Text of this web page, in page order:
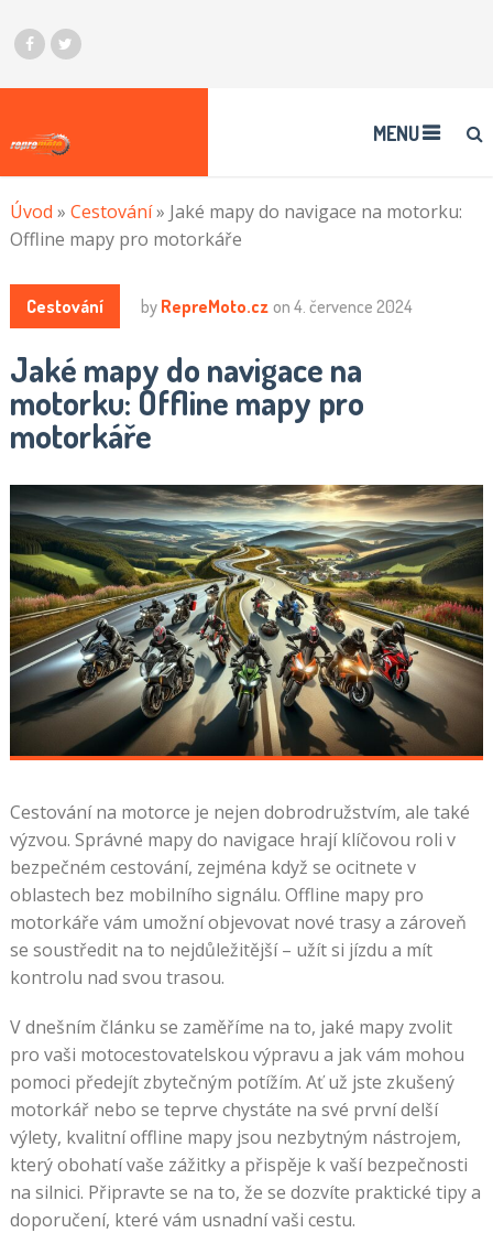
MENU
Úvod » Cestování» Jaké mapy do navigace na motorku:
Offline mapy pro motorkáře
Cestování by RepreMoto.cz on 4. července 2024
Jaké mapy do navigace na
motorku: Offline mapy pro
motorkáře
Cestování na motorce je nejen dobrodružstvím, ale také
výzvou. Správné mapy do navigace hrají klíčovou roli v
bezpečném cestování, zejména když se ocitnete v
oblastech bez mobilního signálu. Offline mapy pro
motorkáře vám umožní objevovat nové trasy a zároveň
se soustředit na to nejdůležitější – užít si jízdu a mít
kontrolu nad svou trasou.
V dnešním článku se zaměříme na to, jaké mapy zvolit
pro vaši motocestovatelskou výpravu a jak vám mohou
pomoci předejít zbytečným potížím. Ať už jste zkušený
motorkář nebo se teprve chystáte na své první delší
výlety, kvalitní offline mapy jsou nezbytným nástrojem,
který obohatí vaše zážitky a přispěje k vaší bezpečnosti
na silnici. Připravte se na to, že se dozvíte praktické tipy a
doporučení, které vám usnadní vaši cestu.